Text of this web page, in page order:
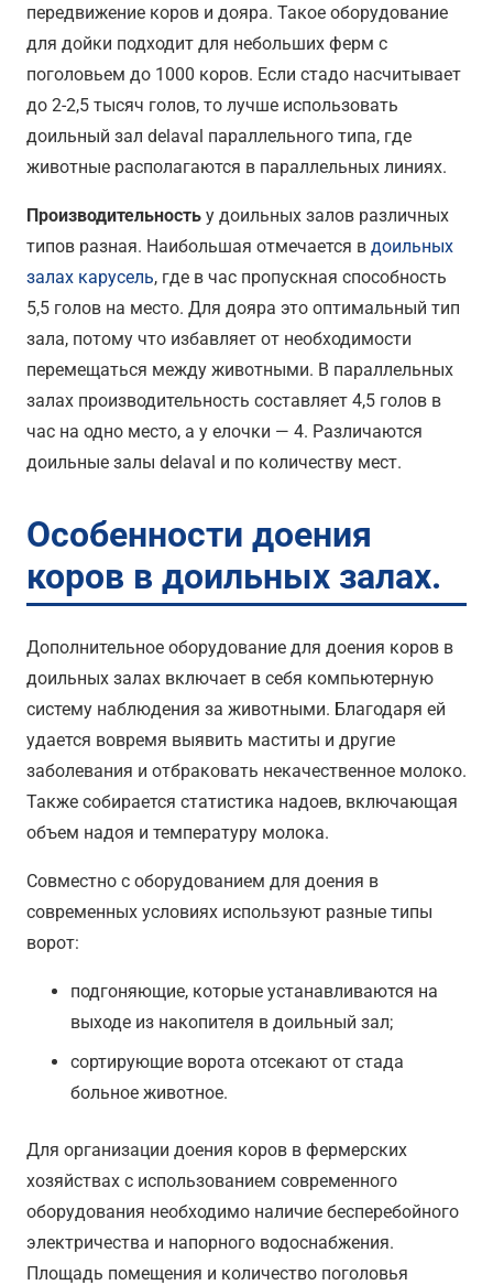
передвижение коров и дояра. Такое оборудование
для дойки подходит для небольших ферм с
поголовьем до 1000 коров. Если стадо насчитывает
до 2-2,5 тысяч голов, то лучше использовать
доильный зал delaval параллельного типа, где
животные располагаются в параллельных линиях.
Производительность у доильных залов различных
типов разная. Наибольшая отмечается в доильных
залах карусель, где в час пропускная способность
5,5 голов на место. Для дояра это оптимальный тип
зала, потому что избавляет от необходимости
перемещаться между животными. В параллельных
залах производительность составляет 4,5 голов в
час на одно место, а у елочки — 4. Различаются
доильные залы delaval и по количеству мест.
Особенности доения
коров в доильных залах.
Дополнительное оборудование для доения коров в
доильных залах включает в себя компьютерную
систему наблюдения за животными. Благодаря ей
удается вовремя выявить маститы и другие
заболевания и отбраковать некачественное молоко.
Также собирается статистика надоев, включающая
объем надоя и температуру молока.
Совместно с оборудованием для доения в
современных условиях используют разные типы
ворот:
подгоняющие, которые устанавливаются на
выходе из накопителя в доильный зал;
сортирующие ворота отсекают от стада
больное животное.
Для организации доения коров в фермерских
хозяйствах с использованием современного
оборудования необходимо наличие бесперебойного
электричества и напорного водоснабжения.
Площадь помещения и количество поголовья